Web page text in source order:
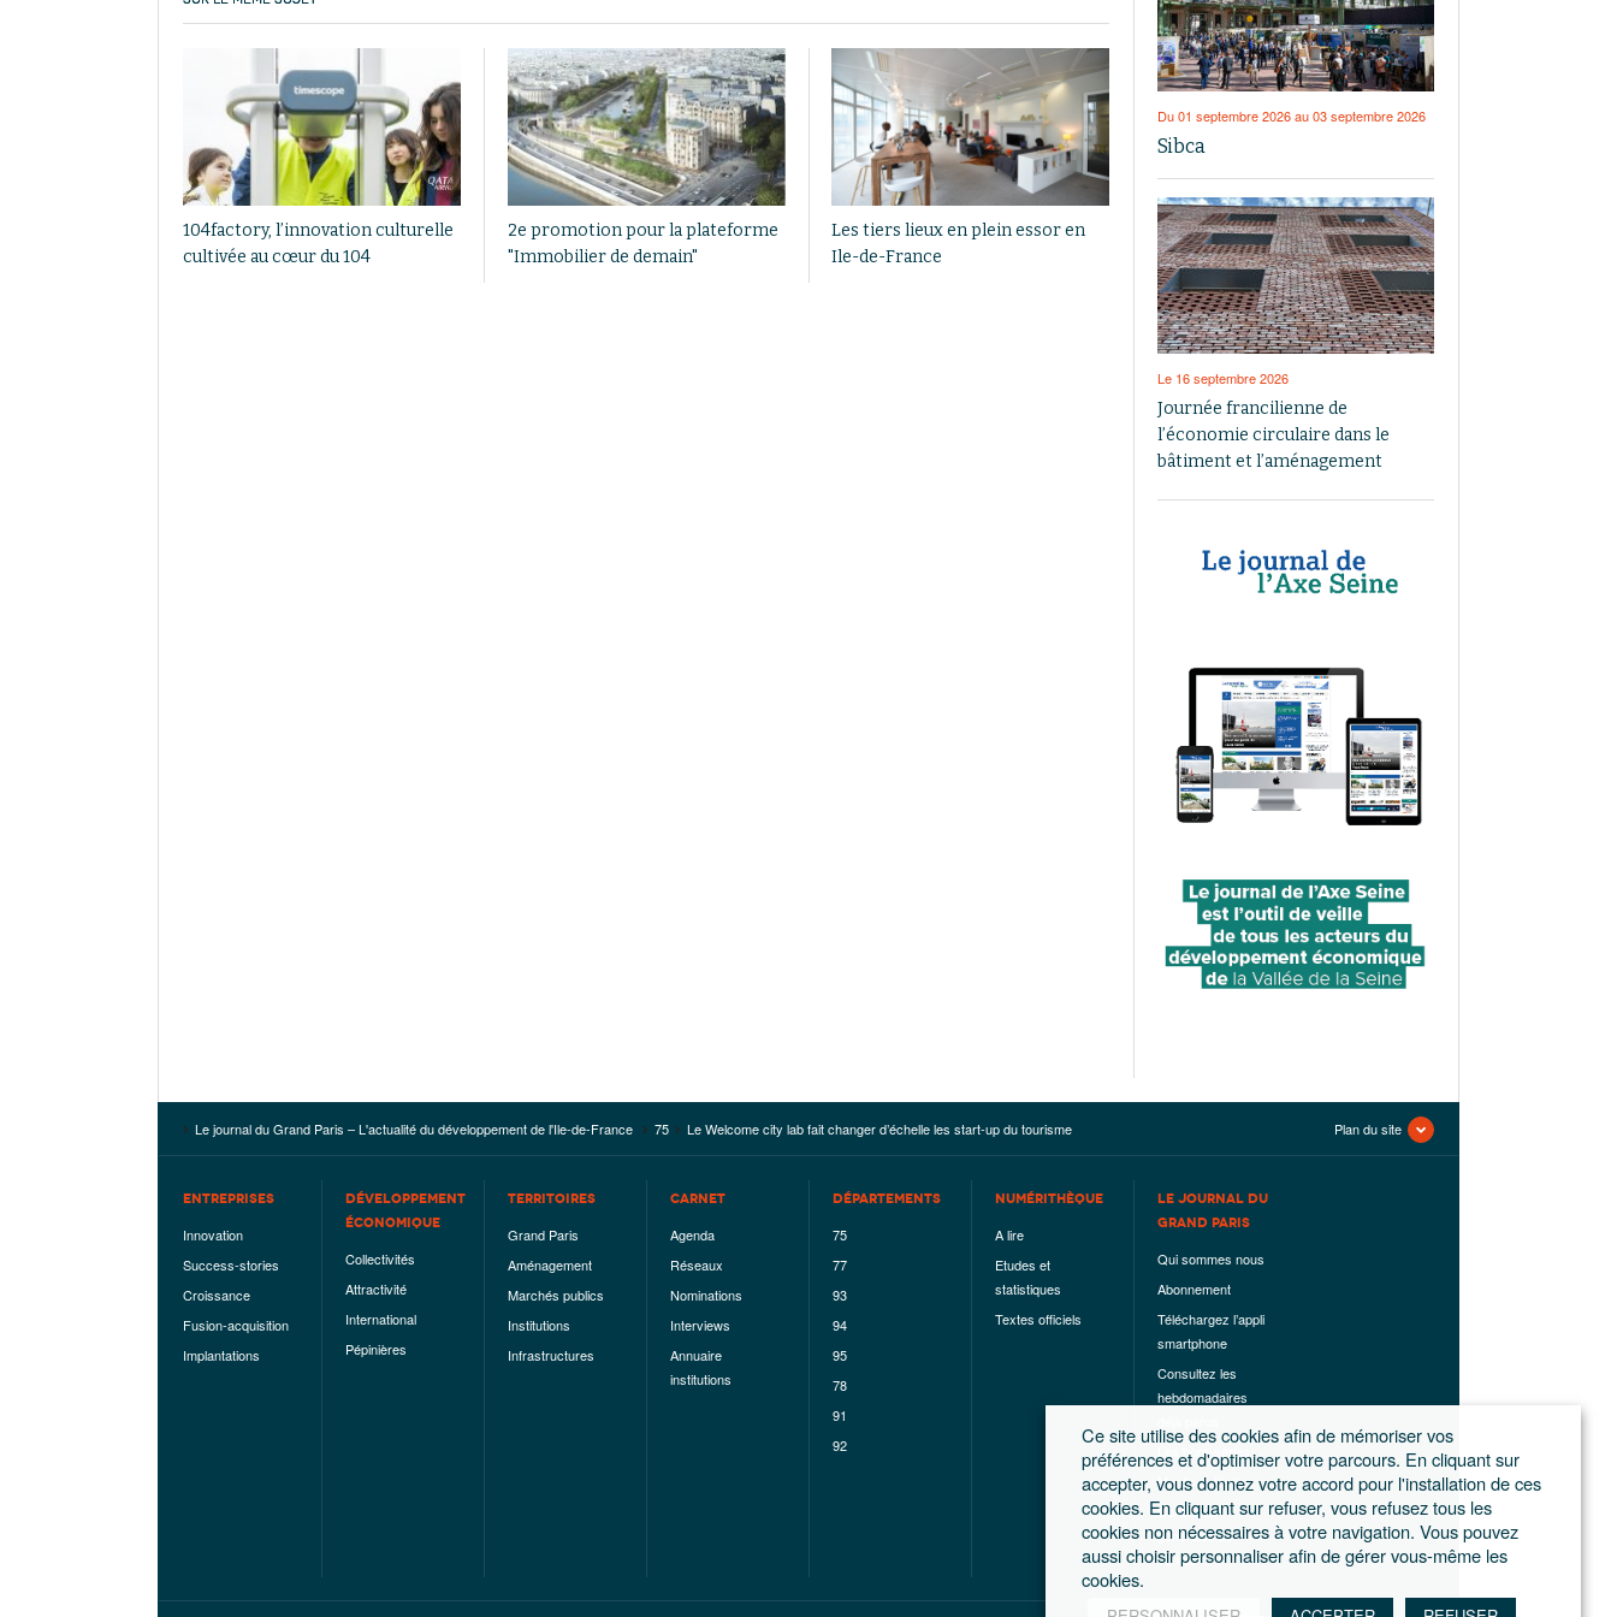
104factory, l’innovation culturelle
cultivée au cœur du 104
2e promotion pour la plateforme
"Immobilier de demain"
Les tiers lieux en plein essor en
Ile-de-France
Du 01 septembre 2026 au 03 septembre 2026
Sibca
Le 16 septembre 2026
Journée francilienne de
l’économie circulaire dans le
bâtiment et l’aménagement
Le journal du Grand Paris – L'actualité du développement de l'Ile-de-France 75 Le Welcome city lab fait changer d’échelle les start-up du tourisme Plan du site
ENTREPRISES
Innovation
Success-stories
Croissance
Fusion-acquisition
Implantations
DÉVELOPPEMENT
ÉCONOMIQUE
Collectivités
Attractivité
International
Pépinières
TERRITOIRES
Grand Paris
Aménagement
Marchés publics
Institutions
Infrastructures
CARNET
Agenda
Réseaux
Nominations
Interviews
Annuaire
institutions
DÉPARTEMENTS
75
77
93
94
95
78
91
92
NUMÉRITHÈQUE
A lire
Etudes et
statistiques
Textes officiels
LE JOURNAL DU
GRAND PARIS
Qui sommes nous
Abonnement
Téléchargez l’appli
smartphone
Consultez les
hebdomadaires
Les hors-séries
Mentions légales
Conditions
générales de
ventes
Ce site utilise des cookies afin de mémoriser vos
préférences et d'optimiser votre parcours. En cliquant sur
accepter, vous donnez votre accord pour l'installation de ces
cookies. En cliquant sur refuser, vous refusez tous les
cookies non nécessaires à votre navigation. Vous pouvez
aussi choisir personnaliser afin de gérer vous-même les
cookies.